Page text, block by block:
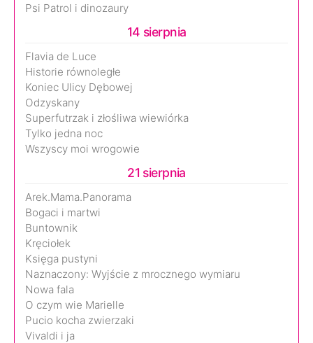
Psi Patrol i dinozaury
14 sierpnia
Flavia de Luce
Historie równoległe
Koniec Ulicy Dębowej
Odzyskany
Superfutrzak i złośliwa wiewiórka
Tylko jedna noc
Wszyscy moi wrogowie
21 sierpnia
Arek.Mama.Panorama
Bogaci i martwi
Buntownik
Kręciołek
Księga pustyni
Naznaczony: Wyjście z mrocznego wymiaru
Nowa fala
O czym wie Marielle
Pucio kocha zwierzaki
Vivaldi i ja